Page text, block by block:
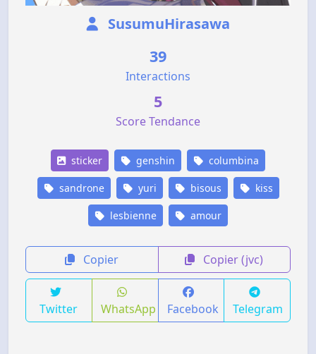
SusumuHirasawa
39
Interactions
5
Score Tendance
sticker genshin columbina
sandrone yuri bisous kiss
lesbienne amour
Copier Copier (jvc)
Twitter WhatsApp Facebook Telegram